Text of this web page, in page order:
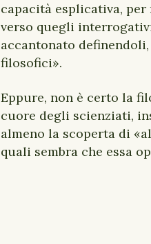
capacità esplicativa,
verso quegli
accantonato
filosofici».
Eppure, non è certo la
cuore degli scienziati,
almeno la scoperta di
quali sembra che essa